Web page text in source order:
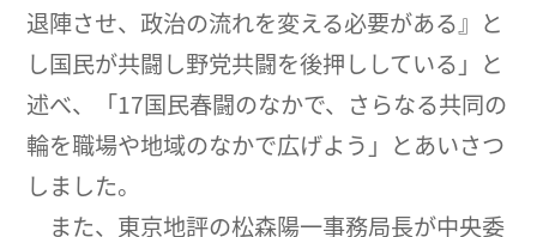
退陣させ、政治の流れを変える必要がある』と
し国民が共闘し野党共闘を後押ししている」と
述べ、「17国民春闘のなかで、さらなる共同の
輪を職場や地域のなかで広げよう」とあいさつ
しました。
また、東京地評の松森陽一事務局長が中央委